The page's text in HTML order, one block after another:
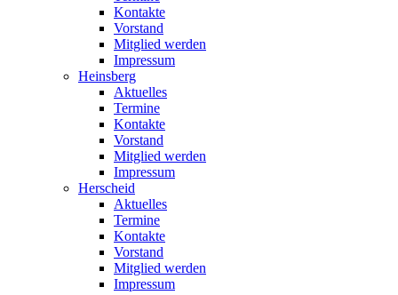
Kontakte
Vorstand
Mitglied werden
Impressum
Heinsberg
Aktuelles
Termine
Kontakte
Vorstand
Mitglied werden
Impressum
Herscheid
Aktuelles
Termine
Kontakte
Vorstand
Mitglied werden
Impressum